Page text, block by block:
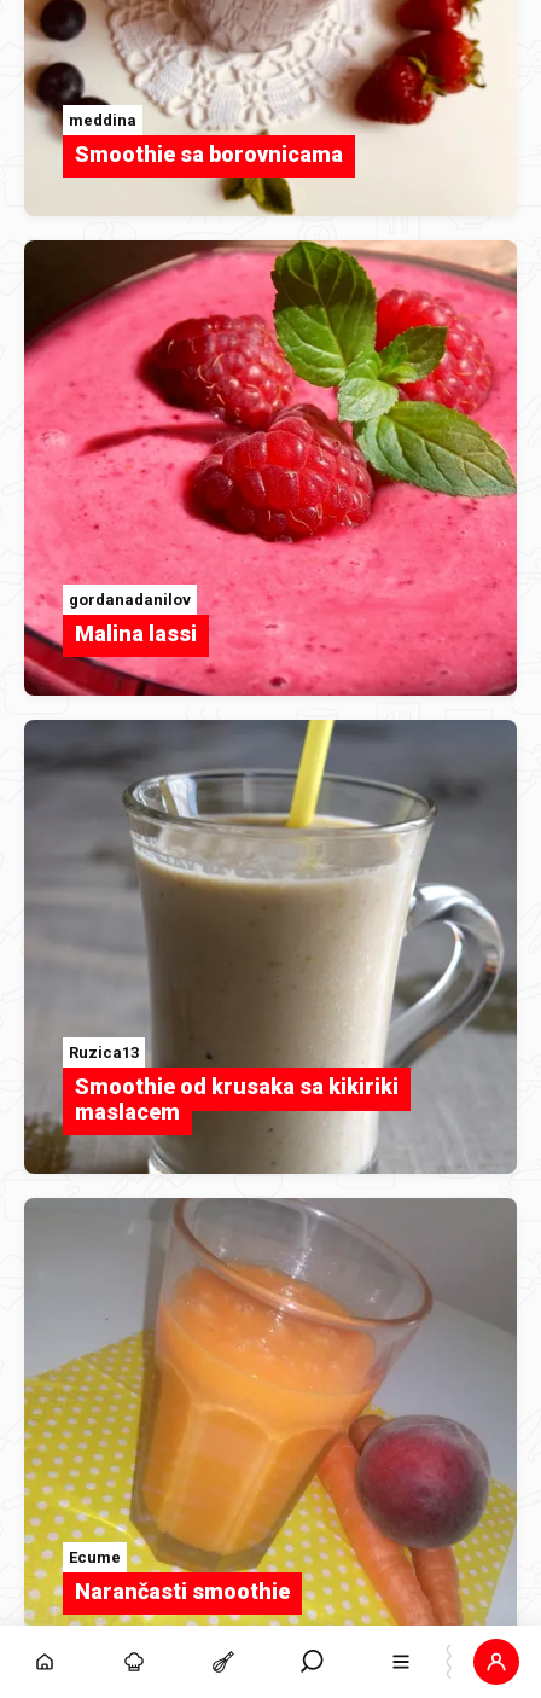
meddina
Smoothie sa borovnicama
gordanadanilov
Malina lassi
Ruzica13
Smoothie od krusaka sa kikiriki
maslacem
Ecume
Narančasti smoothie